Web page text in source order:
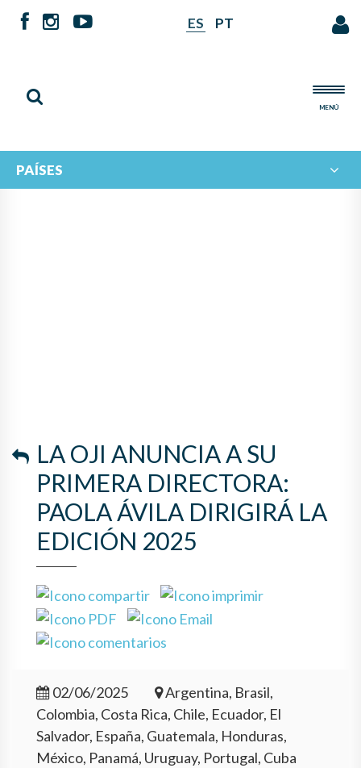
ES PT
MENÚ
PAÍSES
LA OJI ANUNCIA A SU
PRIMERA DIRECTORA:
PAOLA ÁVILA DIRIGIRÁ LA
EDICIÓN 2025
02/06/2025
Argentina, Brasil,
Colombia, Costa Rica, Chile, Ecuador, El
Salvador, España, Guatemala, Honduras,
México, Panamá, Uruguay, Portugal, Cuba